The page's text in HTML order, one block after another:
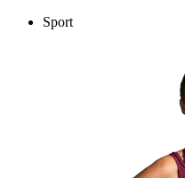
Sport